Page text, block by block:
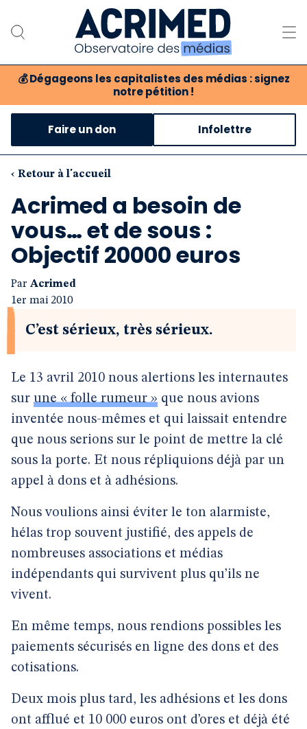
💰 Dégageons les capitalistes des médias : signez
notre pétition !
Notre association
Notre critique des médias
Nos propositions
Notre revue
Boutique
Faire un don Infolettre
‹ Retour à l'accueil
Acrimed a besoin de
vous… et de sous :
Objectif 20000 euros
Par Acrimed
1er mai 2010
C’est sérieux, très sérieux.
Le 13 avril 2010 nous alertions les internautes
sur une « folle rumeur » que nous avions
inventée nous-mêmes et qui laissait entendre
que nous serions sur le point de mettre la clé
sous la porte. Et nous répliquions déjà par un
appel à dons et à adhésions.
Nous voulions ainsi éviter le ton alarmiste,
hélas trop souvent justifié, des appels de
nombreuses associations et médias
indépendants qui survivent plus qu’ils ne
vivent.
En même temps, nous rendions possibles les
paiements sécurisés en ligne des dons et des
cotisations.
Deux mois plus tard, les adhésions et les dons
ont afflué et 10 000 euros ont d’ores et déjà été